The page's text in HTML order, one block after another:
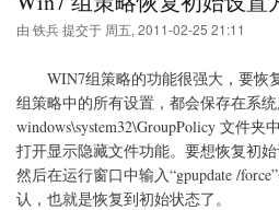
由 铁兵提交于 周五, 2011-02-25 21:11
WIN7组策略的功能很强大，要恢复
组策略中的所有设置，都会保存在系
windows\system32\GroupPolicy 文件
打开显示隐藏文件功能。要想恢复初
然后在运行窗口中输入“gpupdate /
认，也就是恢复到初始状态了。